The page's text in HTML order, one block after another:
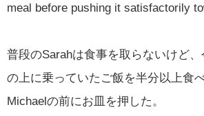
meal before pushing it satisfactorily
普段のSarahは食事を取らないけど、
の上に乗っていたご飯を半分以上食
Michaelの前にお皿を押した。